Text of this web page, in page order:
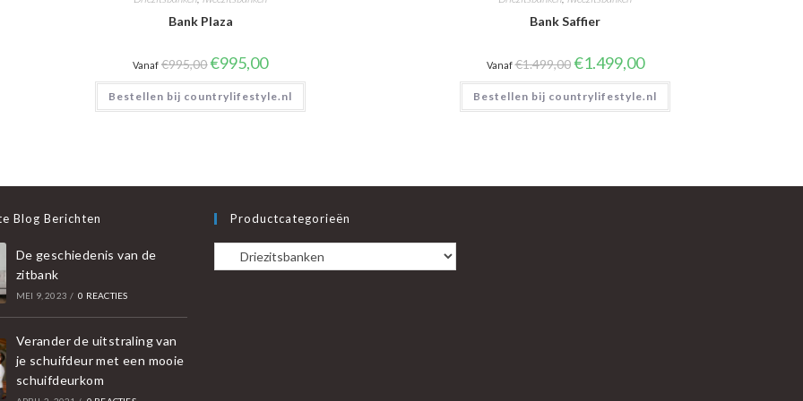
Bank Plaza
Vanaf €995,00Oorspronkelijke
prijs
was:
€995,00.
€995,00Huidige
prijs
is:
€995,00.
Bestellen bij countrylifestyle.nl
Bank Saffier
Vanaf €1.499,00 Oorspronkelijke
prijs
was:
€1.499,00.
€1.499,00Huidige
prijs
is:
€1.499,00.
Bestellen bij countrylifestyle.nl
Blog Berichten
De geschiedenis van de
zitbank
MEI 9, 2023 / 0 REACTIES
Verander de uitstraling van
je schuifdeur met een mooie
schuifdeurkom
Productcategorieën